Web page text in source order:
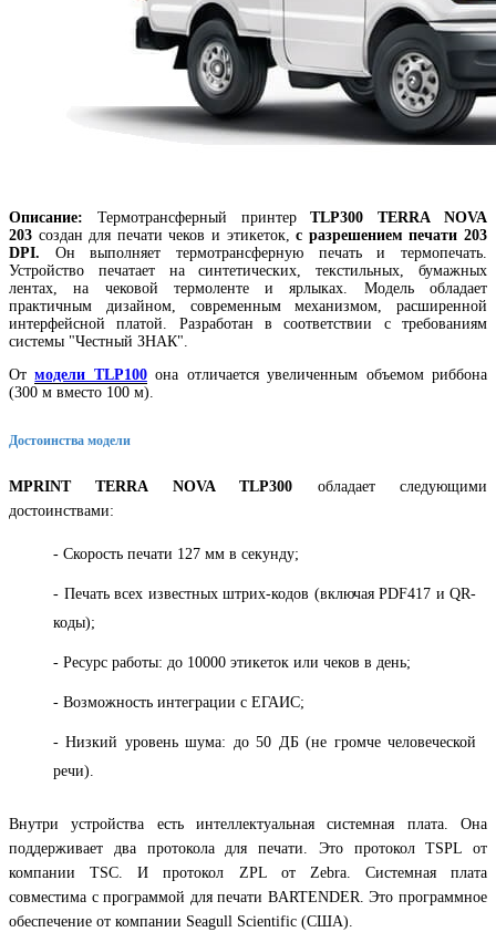
Описание: Термотрансферный принтерTLP300 TERRA NOVA
203 создан для печати чеков и этикеток,с разрешением печати 203
DPI. Он выполняет термотрансферную печать и термопечать.
Устройство печатает на синтетических, текстильных, бумажных
лентах, на чековой термоленте и ярлыках. Модель обладает
практичным дизайном, современным механизмом, расширенной
интерфейсной платой. Разработан в соответствии с требованиям
системы "Честный ЗНАК".
Отмодели TLP100она отличается увеличенным объемом риббона
(300 м вместо 100 м).
Достоинства модели
MPRINT TERRA NOVA TLP300 обладает следующими
достоинствами:
- Скорость печати 127 мм в секунду;
- Печать всех известных штрих-кодов (включая PDF417 и QR-
коды);
- Ресурс работы: до 10000 этикеток или чеков в день;
- Возможность интеграции с ЕГАИС;
- Низкий уровень шума: до 50 ДБ (не громче человеческой
речи).
Внутри устройства есть интеллектуальная системная плата. Она
поддерживает два протокола для печати. Это протокол TSPL от
компании TSC. И протокол ZPL от Zebra. Системная плата
совместима с программой для печати BARTENDER. Это программное
обеспечение от компании Seagull Scientific (США).